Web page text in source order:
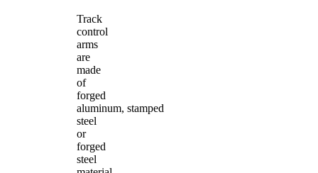
Track
control
arms
are
made
of
forged
aluminum, stamped
steel
or
forged
steel